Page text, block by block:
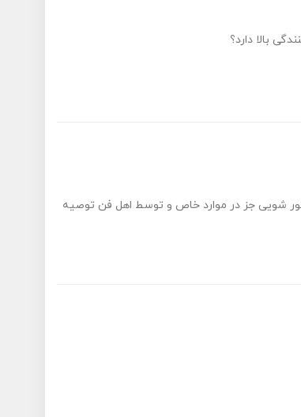
بالا دارد؟
شویی جز در موارد خاص و توسط اهل فن توصیه